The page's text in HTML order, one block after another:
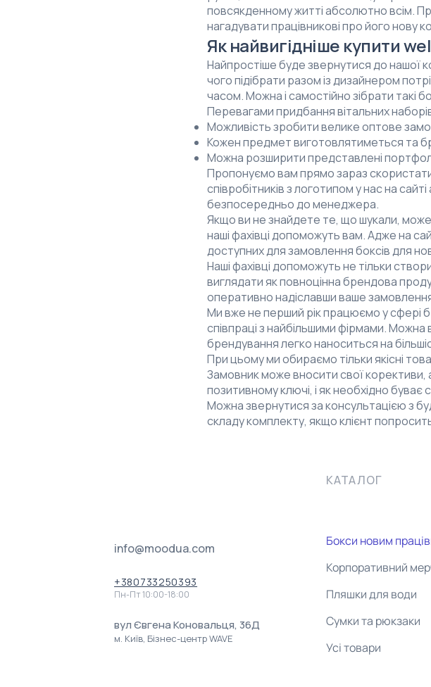
повсякденному житті абсолютно всім.
нагадувати працівникові про його нову
Як найвигідніше купити
Найпростіше буде звернутися до нашої
чого підібрати разом із дизайнером
часом. Можна і самостійно зібрати такі
Перевагами придбання вітальних
Можливість зробити велике оптове
Кожен предмет виготовлятиметься та
Можна розширити представлені
Пропонуємо вам прямо зараз
співробітників з логотипом у нас на
безпосередньо до менеджера.
Якщо ви не знайдете те, що шукали,
наші фахівці допоможуть вам. Адже на
доступних для замовлення боксів для
Наші фахівці допоможуть не тільки
виглядати як повноцінна брендова
оперативно надіславши ваше
Ми вже не перший рік працюємо у сфері
співпраці з найбільшими фірмами.
брендування легко наноситься на
При цьому ми обираємо тільки якісні
Замовник може вносити свої корективи,
позитивному ключі, і як необхідно
Можна звернутися за консультацією з
складу комплекту, якщо клієнт
info@moodua.com
Пн-Пт 10:00-18:00
вул Євгена Коновальця, 36Д
м. Київ, Бізнес-центр WAVE
+380733250393
КАТАЛОГ
Бокси новим
Корпоративний
Пляшки для води
Сумки та рюкзаки
Усі товари